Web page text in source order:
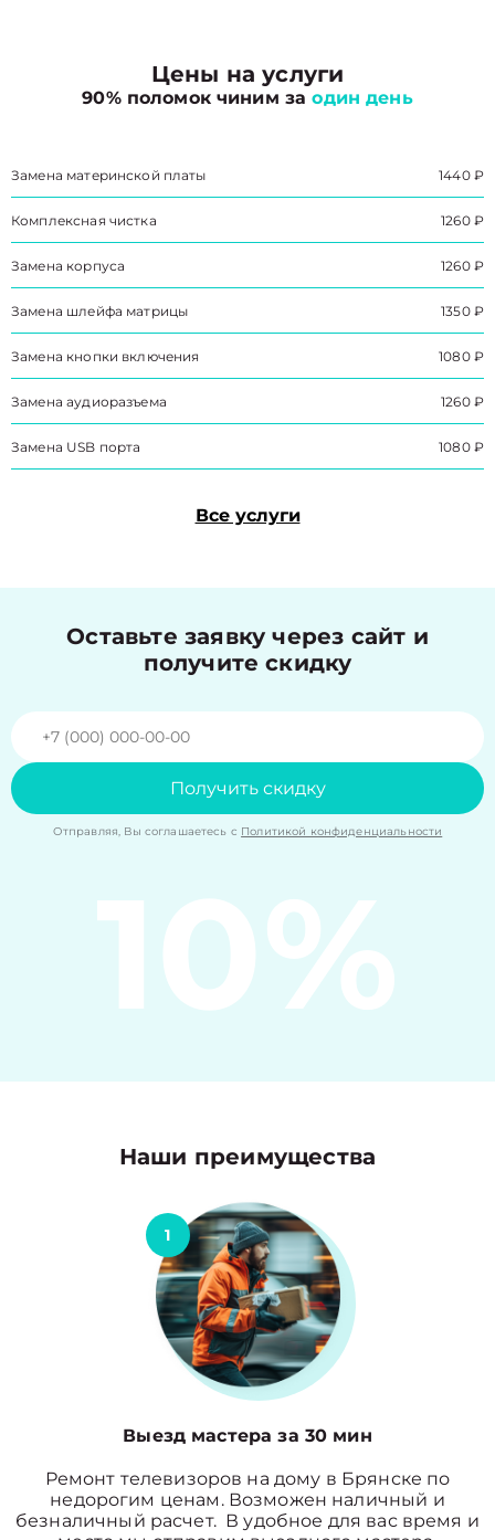
Цены на услуги
90% поломок чиним заодин день
Замена материнской платы 1440 ₽
Комплексная чистка 1260 ₽
Замена корпуса 1260 ₽
Замена шлейфа матрицы 1350 ₽
Замена кнопки включения 1080 ₽
Замена аудиоразъема 1260 ₽
Замена USB порта 1080 ₽
Все услуги
Оставьте заявку через сайт и
получите скидку
Получить скидку
Отправляя, Вы соглашаетесь с Политикой конфиденциальности
10%
Наши преимущества
1
Выезд мастера за 30 мин
Ремонт телевизоров на дому в Брянске по
недорогим ценам. Возможен наличный и
безналичный расчет. В удобное для вас время и